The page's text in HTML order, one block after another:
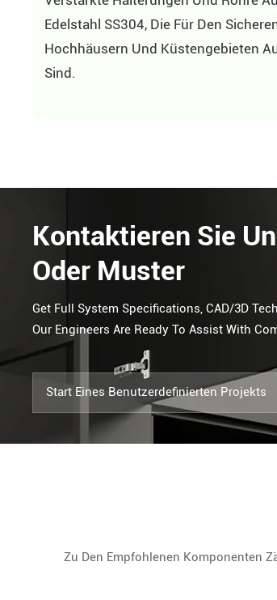
Edelstahl SS304, Die Für Den
Hochhäusern Und Küstengebieten
Sind.
Kontaktieren Sie
Oder Muster
Get Full System Specifications, CAD/3D
Our Engineers Are Ready To Assist With
Start Eines Benutzerdefinierten Projekts
Zu Den Empfohlenen Komponenten